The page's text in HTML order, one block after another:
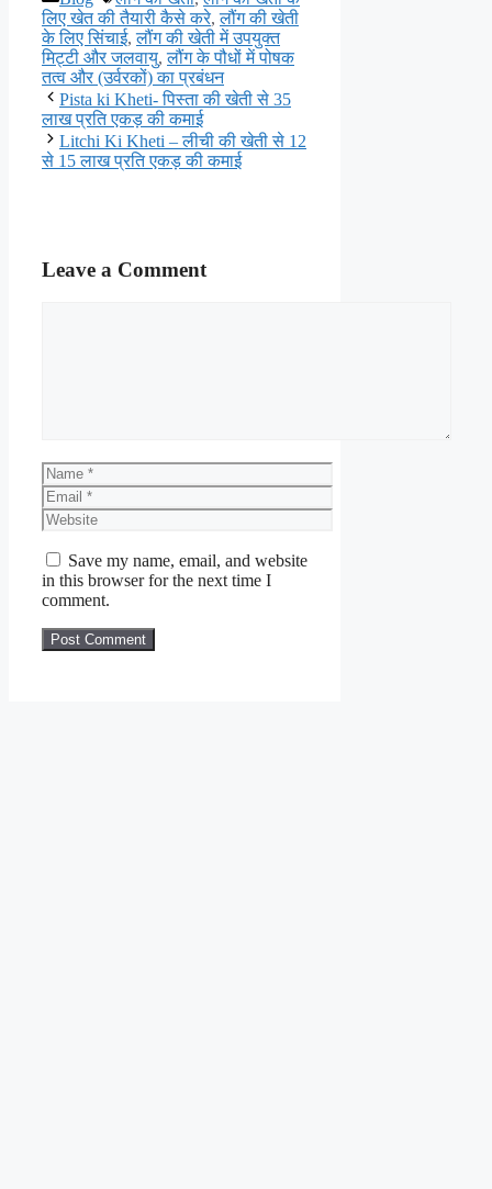
लिए खेत की तैयारी कैसे करे,लौंग की खेती
के लिए सिंचाई,लौंग की खेती में उपयुक्त
मिट्टी और जलवायु,लौंग के पौधों में पोषक
तत्व और (उर्वरकों) का प्रबंधन
Pista ki Kheti- पिस्ता की खेती से 35
लाख प्रति एकड़ की कमाई
Litchi Ki Kheti – लीची की खेती से 12
से 15 लाख प्रति एकड़ की कमाई
Leave a Comment
Name
Email
Website
Save my name, email, and website
in this browser for the next time I
comment.